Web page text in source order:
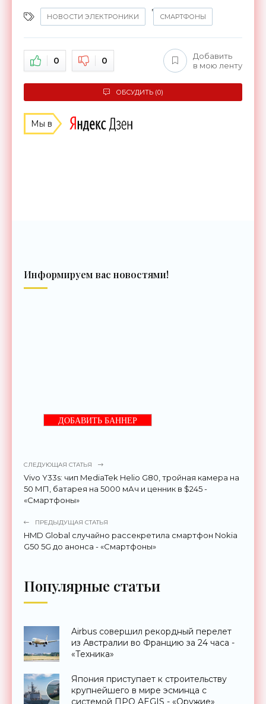
НОВОСТИ ЭЛЕКТРОНИКИ
,
СМАРТФОНЫ
0 0
Добавить
в мою ленту
ОБСУДИТЬ (0)
Мы в
Информируем вас новостями!
ДОБАВИТЬ БАННЕР
СЛЕДУЮЩАЯ СТАТЬЯ
Vivo Y33s: чип MediaTek Helio G80, тройная камера на
50 МП, батарея на 5000 мАч и ценник в $245 -
«Смартфоны»
ПРЕДЫДУЩАЯ СТАТЬЯ
HMD Global случайно рассекретила смартфон Nokia
G50 5G до анонса - «Смартфоны»
Популярные статьи
Airbus совершил рекордный перелет
из Австралии во Францию за 24 часа -
«Техника»
Япония приступает к строительству
крупнейшего в мире эсминца с
системой ПРО AEGIS - «Оружие»